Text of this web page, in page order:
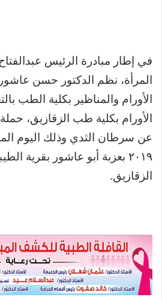
في إطار مبادرة الرئيس
المرأة، نظم الدكتور حسن
الأورام والمناظير بكلية الطب
الأورام بكلية طب الزقازيق،
٢٠١٩ بعزبة أبو عاشور بقرية
الزقازيق.